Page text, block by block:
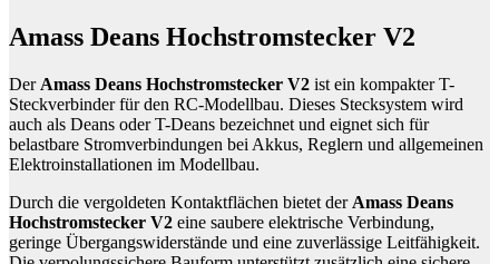
Amass Deans Hochstromstecker V2
Der Amass Deans Hochstromstecker V2 ist ein kompakter T-
Steckverbinder für den RC-Modellbau. Dieses Stecksystem wird
auch als Deans oder T-Deans bezeichnet und eignet sich für
belastbare Stromverbindungen bei Akkus, Reglern und allgemeinen
Elektroinstallationen im Modellbau.
Durch die vergoldeten Kontaktflächen bietet der Amass Deans
Hochstromstecker V2 eine saubere elektrische Verbindung,
geringe Übergangswiderstände und eine zuverlässige Leitfähigkeit.